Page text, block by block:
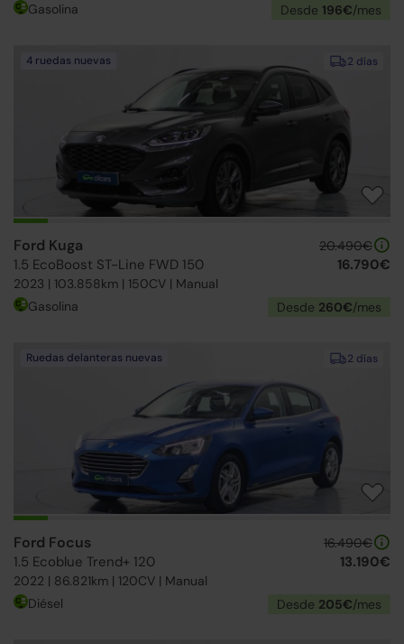
Gasolina Desde 196€/mes
2 días
4 ruedas nuevas
Ford Kuga
1.5 EcoBoost ST-Line FWD 150
2023 | 103.858km | 150CV | Manual
20.490€
16.790€
Gasolina Desde 260€/mes
2 días
Ruedas delanteras nuevas
Ford Focus
1.5 Ecoblue Trend+ 120
2022 | 86.821km | 120CV | Manual
16.490€
13.190€
Diésel Desde 205€/mes